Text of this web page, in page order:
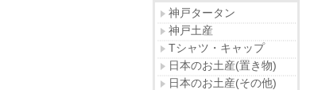
神戸タータン
神戸土産
Tシャツ・キャップ
日本のお土産(置き物)
日本のお土産(その他)